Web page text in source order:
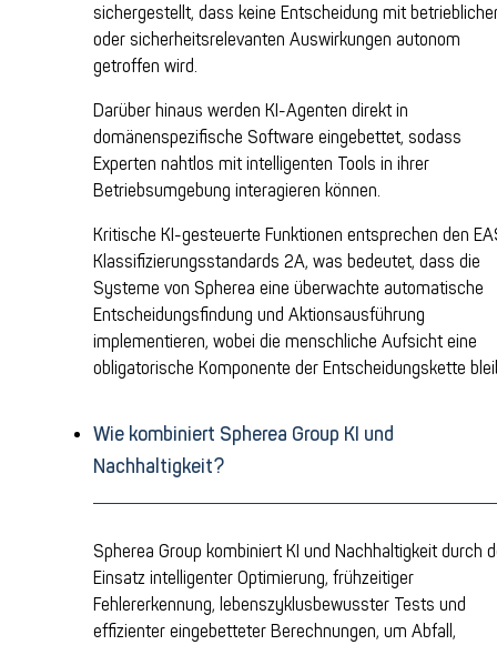
sichergestellt, dass keine Entscheidung mit
oder sicherheitsrelevanten Auswirkungen autonom
getroffen wird.
Darüber hinaus werden KI-Agenten direkt in
domänenspezifische Software eingebettet, sodass
Experten nahtlos mit intelligenten Tools in ihrer
Betriebsumgebung interagieren können.
Kritische KI-gesteuerte Funktionen entsprechen den
Klassifizierungsstandards 2A, was bedeutet, dass die
Systeme von Spherea eine überwachte automatische
Entscheidungsfindung und Aktionsausführung
implementieren, wobei die menschliche Aufsicht eine
obligatorische Komponente der Entscheidungskette
Wie kombiniert Spherea Group KI und
Nachhaltigkeit?
Spherea Group kombiniert KI und Nachhaltigkeit durch
Einsatz intelligenter Optimierung, frühzeitiger
Fehlererkennung, lebenszyklusbewusster Tests und
effizienter eingebetteter Berechnungen, um Abfall,